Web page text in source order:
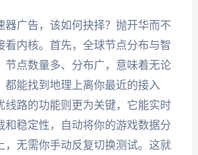
器广告，该如何抉择？抛开华而不
看内核。首先，全球节点分布与智
节点数量多、分布广，意味着无论
都能找到地理上离你最近的接入
线路的功能则更为关键，它能实时
和稳定性，自动将你的游戏数据分
，无需你手动反复切换测试。这就